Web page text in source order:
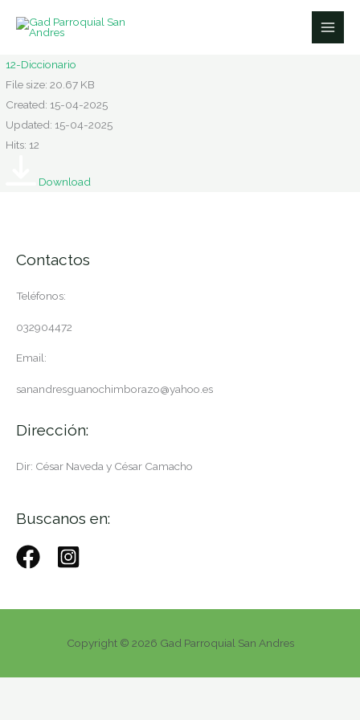
12-Diccionario
File size: 20.67 KB
Created: 15-04-2025
Updated: 15-04-2025
Hits: 12
Download
Contactos
Teléfonos:
032904472
Email:
sanandresguanochimborazo@yahoo.es
Dirección:
Dir: César Naveda y César Camacho
Buscanos en:
Copyright © 2026 Gad Parroquial San Andres